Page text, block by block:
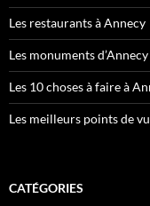
Les restaurants à Annecy
Les monuments d’Annecy
Les 10 choses à faire à
Les meilleurs points de
CATÉGORIES